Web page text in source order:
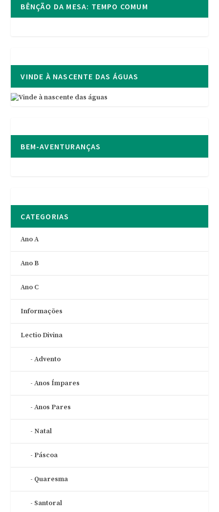
BÊNÇÃO DA MESA: TEMPO COMUM
VINDE À NASCENTE DAS ÁGUAS
BEM-AVENTURANÇAS
CATEGORIAS
Ano A
Ano B
Ano C
Informações
Lectio Divina
Advento
Anos Ímpares
Anos Pares
Natal
Páscoa
Quaresma
Santoral